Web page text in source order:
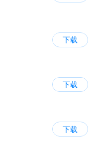
下载
下载
下载